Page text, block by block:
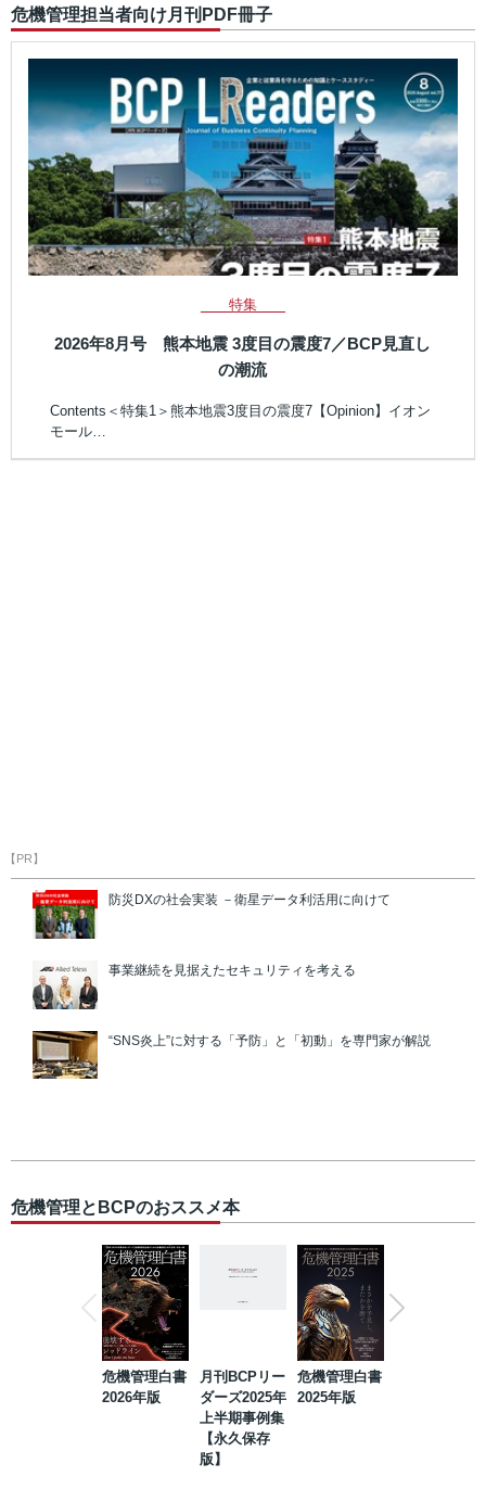
危機管理担当者向け月刊PDF冊子
特集
2026年8月号 熊本地震 3度目の震度7／BCP見直し
の潮流
Contents＜特集1＞熊本地震3度目の震度7【Opinion】イオン
モール…
【PR】
防災DXの社会実装 －衛星データ利活用に向けて
事業継続を見据えたセキュリティを考える
“SNS炎上”に対する「予防」と「初動」を専門家が解説
危機管理とBCPのおススメ本
危機管理白書
2026年版
月刊BCPリー
ダーズ2025年
上半期事例集
【永久保存
版】
危機管理白書
2025年版